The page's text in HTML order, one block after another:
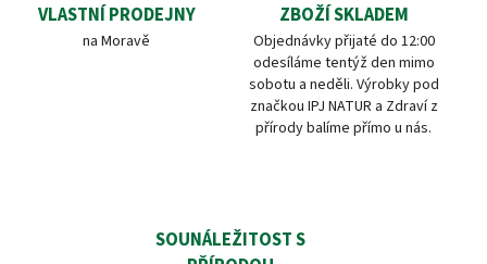
VLASTNÍ PRODEJNY
na Moravě
ZBOŽÍ SKLADEM
Objednávky přijaté do 12:00
odesíláme tentýž den mimo
sobotu a neděli. Výrobky pod
značkou IPJ NATUR a Zdraví z
přírody balíme přímo u nás.
SOUNÁLEŽITOST S